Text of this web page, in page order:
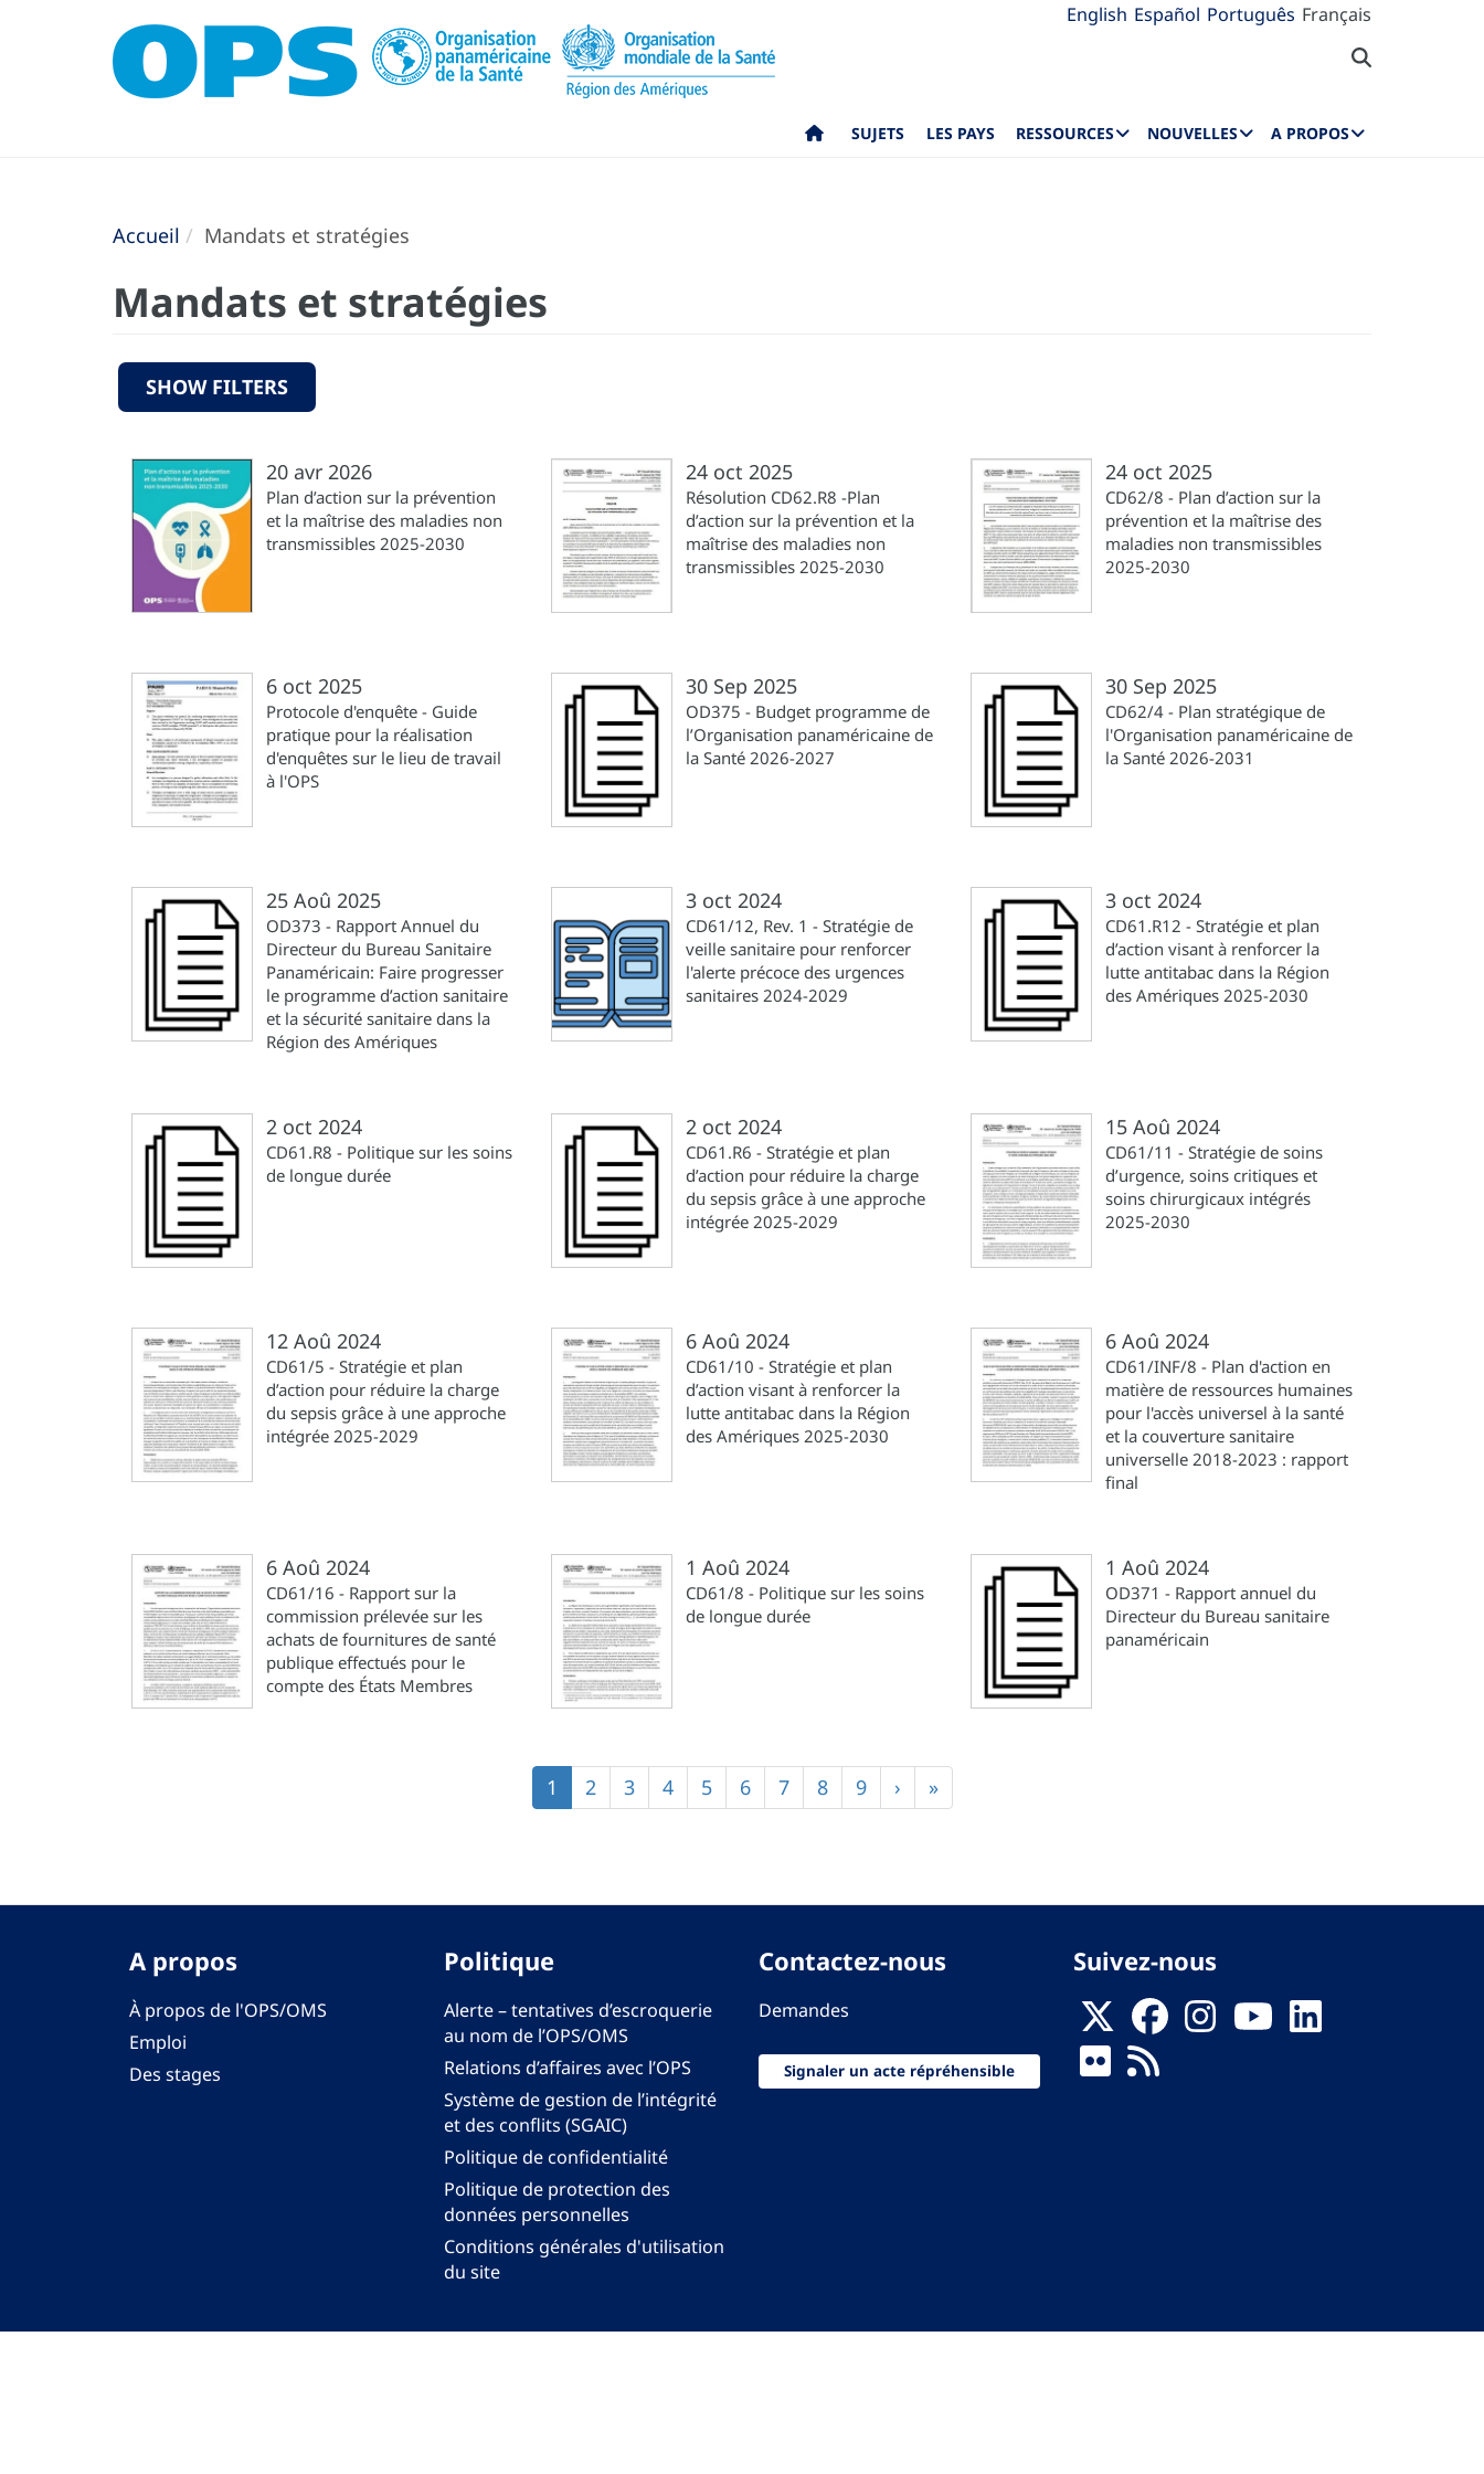
English Español Português Français
SUJETS LES PAYS RESSOURCES NOUVELLES A PROPOS
Accueil Mandats et stratégies
Mandats et stratégies
SHOW FILTERS
20 avr 2026
Plan d’action sur la prévention
et la maîtrise des maladies non
transmissibles 2025-2030
24 oct 2025
Résolution CD62.R8 -Plan
d’action sur la prévention et la
maîtrise des maladies non
transmissibles 2025-2030
24 oct 2025
CD62/8 - Plan d’action sur la
prévention et la maîtrise des
maladies non transmissibles
2025-2030
6 oct 2025
Protocole d'enquête - Guide
pratique pour la réalisation
d'enquêtes sur le lieu de travail
à l'OPS
30 Sep 2025
OD375 - Budget programme de
l’Organisation panaméricaine de
la Santé 2026-2027
30 Sep 2025
CD62/4 - Plan stratégique de
l'Organisation panaméricaine de
la Santé 2026-2031
25 Aoû 2025
OD373 - Rapport Annuel du
Directeur du Bureau Sanitaire
Panaméricain: Faire progresser
le programme d’action sanitaire
et la sécurité sanitaire dans la
Région des Amériques
3 oct 2024
CD61/12, Rev. 1 - Stratégie de
veille sanitaire pour renforcer
l'alerte précoce des urgences
sanitaires 2024-2029
3 oct 2024
CD61.R12 - Stratégie et plan
d’action visant à renforcer la
lutte antitabac dans la Région
des Amériques 2025-2030
2 oct 2024
CD61.R8 - Politique sur les soins
de longue durée
2 oct 2024
CD61.R6 - Stratégie et plan
d’action pour réduire la charge
du sepsis grâce à une approche
intégrée 2025-2029
15 Aoû 2024
CD61/11 - Stratégie de soins
d’urgence, soins critiques et
soins chirurgicaux intégrés
2025-2030
12 Aoû 2024
CD61/5 - Stratégie et plan
d’action pour réduire la charge
du sepsis grâce à une approche
intégrée 2025-2029
6 Aoû 2024
CD61/10 - Stratégie et plan
d’action visant à renforcer la
lutte antitabac dans la Région
des Amériques 2025-2030
6 Aoû 2024
CD61/INF/8 - Plan d'action en
matière de ressources humaines
pour l'accès universel à la santé
et la couverture sanitaire
universelle 2018-2023 : rapport
final
6 Aoû 2024
CD61/16 - Rapport sur la
commission prélevée sur les
achats de fournitures de santé
publique effectués pour le
compte des États Membres
1 Aoû 2024
CD61/8 - Politique sur les soins
de longue durée
1 Aoû 2024
OD371 - Rapport annuel du
Directeur du Bureau sanitaire
panaméricain
Page
courante
1 Page
2 Page
3 Page
4 Page
5 Page
6 Page
7 Page
8 Page
9
Page
suivante
›
Dernière
page
»
A propos
À propos de l'OPS/OMS
Emploi
Des stages
Politique
Alerte – tentatives d’escroquerie
au nom de l’OPS/OMS
Relations d’affaires avec l’OPS
Système de gestion de l’intégrité
et des conflits (SGAIC)
Politique de confidentialité
Politique de protection des
données personnelles
Conditions générales d'utilisation
du site
Contactez-nous
Demandes
Signaler un acte répréhensible
Suivez-nous